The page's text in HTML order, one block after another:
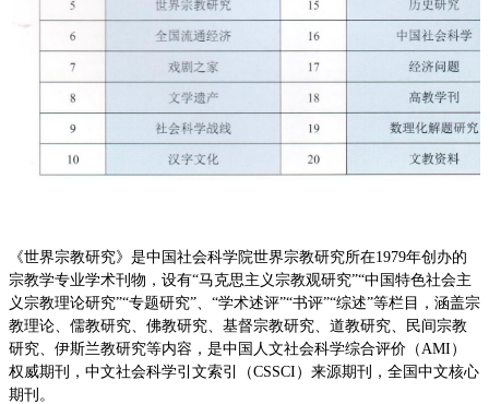
《世界宗教研究》是中国社会科学院世界宗教研究所在1979年创办的
宗教学专业学术刊物，设有“马克思主义宗教观研究”“中国特色社会主
义宗教理论研究”“专题研究”、“学术述评”“书评”“综述”等栏目，涵盖宗
教理论、儒教研究、佛教研究、基督宗教研究、道教研究、民间宗教
研究、伊斯兰教研究等内容，是中国人文社会科学综合评价（AMI）
权威期刊，中文社会科学引文索引（CSSCI）来源期刊，全国中文核心
期刊。